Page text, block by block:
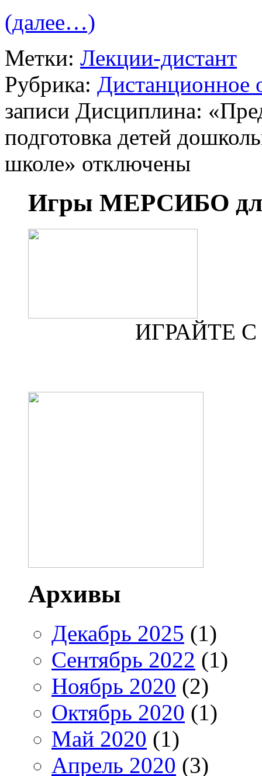
(далее…)
Метки: Лекции-дистант
Рубрика: Дистанционное
записи Дисциплина:
подготовка детей
школе» отключены
Игры МЕРСИБО
ИГРАЙТЕ
Архивы
Декабрь 2025 (1)
Сентябрь 2022 (1)
Ноябрь 2020 (2)
Октябрь 2020 (1)
Май 2020 (1)
Апрель 2020 (3)